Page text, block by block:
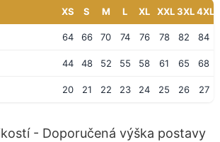
XS S M L XL XXL3XL4XL
64 66 70 74 76 78 82 84
44 48 52 55 58 61 65 68
20 21 22 23 24 25 26 27
- Doporučená výška postavy